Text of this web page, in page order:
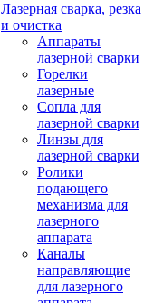
Лазерная сварка, резка
и очистка
Аппараты
лазерной сварки
Горелки
лазерные
Сопла для
лазерной сварки
Линзы для
лазерной сварки
Ролики
подающего
механизма для
лазерного
аппарата
Каналы
направляющие
для лазерного